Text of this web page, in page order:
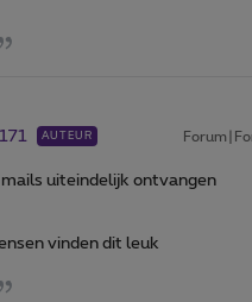
AUTEUR
mails uiteindelijk ontvangen
vinden dit leuk